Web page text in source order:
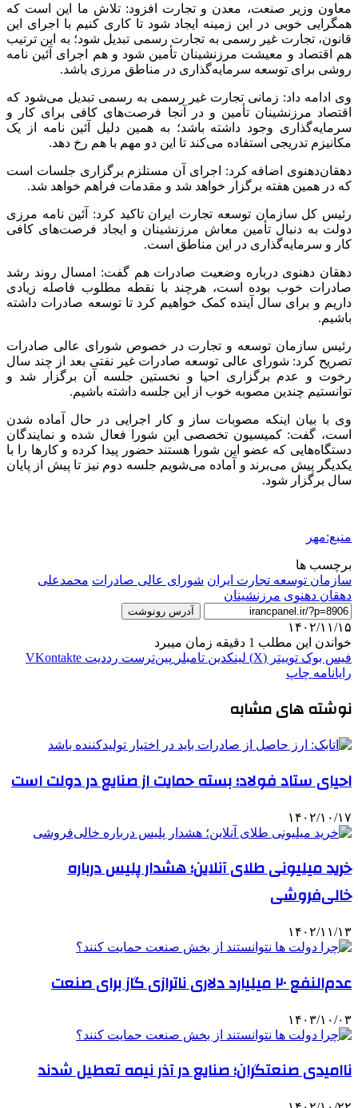
معاون وزیر صنعت، معدن و تجارت افزود: تلاش ما این است که
همگرایی خوبی در این زمینه ایجاد شود تا کاری کنیم با اجرای این
قانون، تجارت غیر رسمی به تجارت رسمی تبدیل شود؛ به این ترتیب
هم اقتصاد و معیشت مرزنشینان تأمین شود و هم اجرای آئین نامه
روشی برای توسعه سرمایه‌گذاری در مناطق مرزی باشد.
وی ادامه داد: زمانی تجارت غیر رسمی به رسمی تبدیل می‌شود که
اقتصاد مرزنشینان تأمین و در آنجا فرصت‌های کافی برای کار و
سرمایه‌گذاری وجود داشته باشد؛ به همین دلیل آئین نامه از یک
مکانیزم تدریجی استفاده می‌کند تا این دو مهم با هم رخ دهد.
دهقان‌دهنوی اضافه کرد: اجرای آن مستلزم برگزاری جلسات است
که در همین هفته برگزار خواهد شد و مقدمات فراهم خواهد شد.
رئیس کل سازمان توسعه تجارت ایران تاکید کرد: آئین نامه مرزی
دولت به دنبال تأمین معاش مرزنشینان و ایجاد فرصت‌های کافی
کار و سرمایه‌گذاری در این مناطق است.
‌دهقان دهنوی درباره وضعیت صادرات هم گفت: امسال روند رشد
صادرات خوب بوده است، هرچند با نقطه مطلوب فاصله زیادی
داریم و برای سال آینده کمک خواهیم کرد تا توسعه صادرات داشته
باشیم.
رئیس سازمان توسعه و تجارت در خصوص شورای عالی صادرات
تصریح کرد: شورای عالی توسعه صادرات غیر نفتی بعد از چند سال
رخوت و عدم برگزاری احیا و نخستین جلسه آن برگزار شد و
توانستیم چندین مصوبه خوب از این جلسه داشته باشیم.
وی با بیان اینکه مصوبات ساز و کار اجرایی در حال آماده شدن
است، گفت: کمیسیون تخصصی این شورا فعال شده و نمایندگان
دستگاه‌هایی که عضو این شورا هستند حضور پیدا کرده و کارها را با
یکدیگر پیش می‌برند و آماده می‌شویم جلسه دوم نیز تا پیش از پایان
سال برگزار شود.
منبع:مهر
برچسب ها
سازمان توسعه تجارت ایران شورای عالی صادرات محمدعلی
دهقان دهنوی مرزنشینان
آدرس رونوشت
۱۴۰۲/۱۱/۱۵
خواندن این مطلب 1 دقیقه زمان میبرد
فیس بوک توییتر (X) لینکدین ‫تامبلر ‫پین‌ترست ‫رددیت ‫VKontakte
رایانامه چاپ
نوشته های مشابه
احیای ستاد فولاد؛ بسته حمایت از صنایع در دولت است
۱۴۰۲/۱۰/۱۷
خرید میلیونی طلای آنلاین؛ هشدار پلیس درباره
خالی‌فروشی
۱۴۰۲/۱۱/۱۳
عدم‌النفع ۲۰ میلیارد دلاری ناترازی گاز برای صنعت
۱۴۰۳/۱۰/۰۳
ناامیدی صنعتگران؛ صنایع در آذر نیمه تعطیل شدند